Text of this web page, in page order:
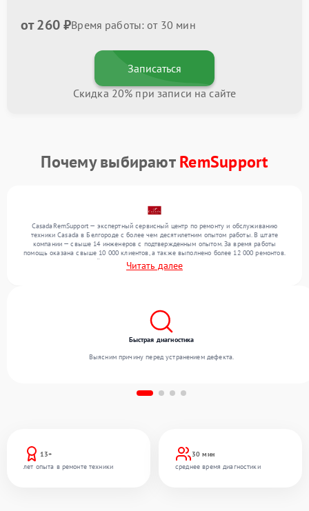
от 260 ₽Время работы: от 30 мин
Записаться
Скидка 20% при записи на сайте
Почему выбираютRemSupport
CasadaRemSupport — экспертный сервисный центр по ремонту и обслуживанию
техники Casada в Белгороде с более чем десятилетним опытом работы. В штате
компании — свыше 14 инженеров с подтвержденным опытом. За время работы
помощь оказана свыше 10 000 клиентов, а также выполнено более 12 000 ремонтов.
Ежемесячно в сервисный центр поступает свыше 300 единиц техники, включая , , . Мы
устраняем поломки любой сложности и гарантируем высокое качество обслуживания
Читать далее
13+
лет опыта в ремонте техники
30 мин
среднее время диагностики
Быстрая диагностика
Выясним причину перед устранением дефекта.